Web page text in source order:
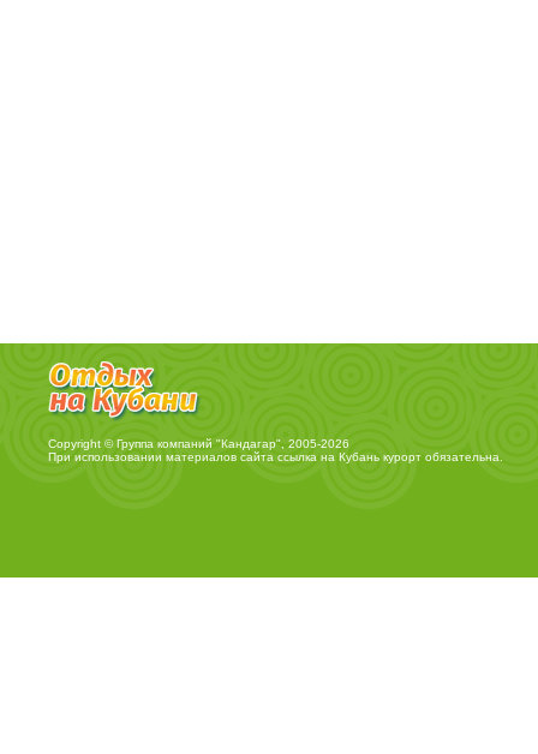
Copyright © Группа компаний "Кандагар", 2005-2026
При использовании материалов сайта ссылка на Кубань курортобязательна.